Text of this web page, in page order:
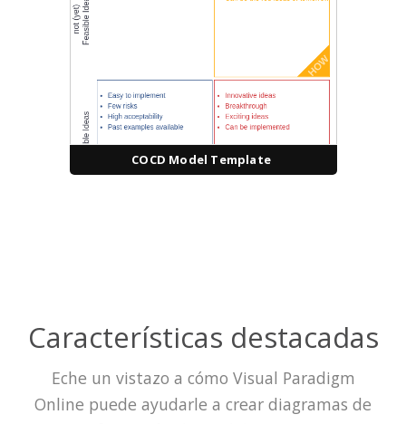
COCD Model Template
Características destacadas
Eche un vistazo a cómo Visual Paradigm
Online puede ayudarle a crear diagramas de